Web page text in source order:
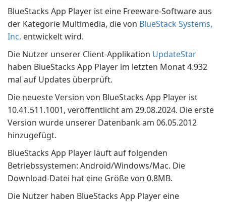
BlueStacks App Player ist eine Freeware-Software aus
der Kategorie Multimedia, die von BlueStack Systems,
Inc. entwickelt wird.
Die Nutzer unserer Client-Applikation UpdateStar
haben BlueStacks App Player im letzten Monat 4.932
mal auf Updates überprüft.
Die neueste Version von BlueStacks App Player ist
10.41.511.1001, veröffentlicht am 29.08.2024. Die erste
Version wurde unserer Datenbank am 06.05.2012
hinzugefügt.
BlueStacks App Player läuft auf folgenden
Betriebssystemen: Android/Windows/Mac. Die
Download-Datei hat eine Größe von 0,8MB.
Die Nutzer haben BlueStacks App Player eine